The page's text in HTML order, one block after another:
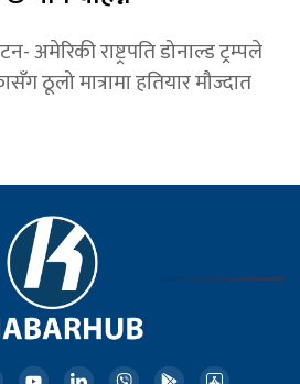
अमेरिकी राष्ट्रपति डोनाल्ड ट्रम्पले
ठूलो मात्रामा हतियार मौज्दात